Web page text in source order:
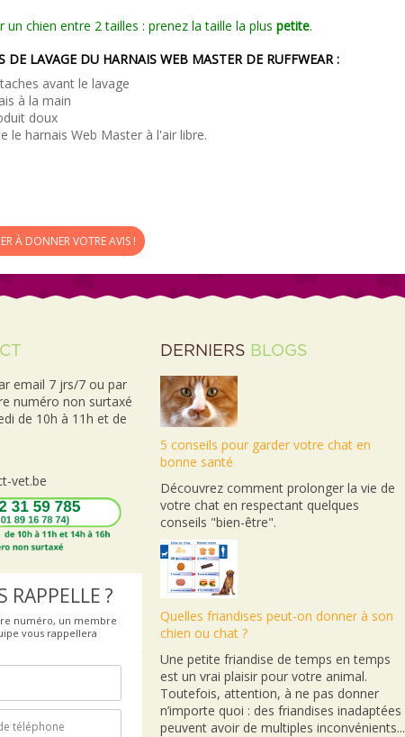
un chien entre 2 tailles : prenez la taille la plus petite.
DE LAVAGE DU HARNAIS WEB MASTER DE RUFFWEAR :
avant le lavage
à la main
doux
le harnais Web Master à l'air libre.
À DONNER VOTRE AVIS !
email 7 jrs/7 ou par
numéro non surtaxé
de 10h à 11h et de
vet.be
RAPPELLE ?
numéro, un membre
vous rappellera
DERNIERS BLOGS
5 conseils pour garder votre chat en
bonne santé
Découvrez comment prolonger la vie de
votre chat en respectant quelques
conseils "bien-être".
Quelles friandises peut-on donner à son
chien ou chat ?
Une petite friandise de temps en temps
est un vrai plaisir pour votre animal.
Toutefois, attention, à ne pas donner
n’importe quoi : des friandises inadaptées
peuvent avoir de multiples inconvénients...